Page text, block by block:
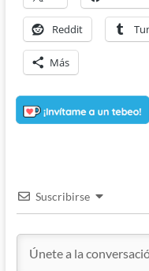
Reddit
Más
Suscribirse